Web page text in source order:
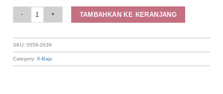
TAMBAHKAN KE KERANJANG
SKU:0559-2639
Category:X-Baju